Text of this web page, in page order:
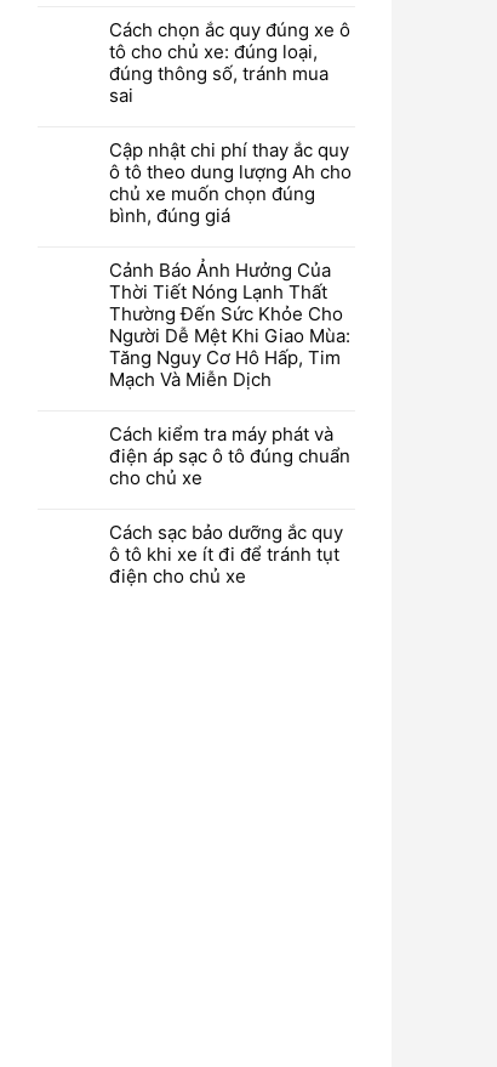
Cách chọn ắc quy đúng xe ô
tô cho chủ xe: đúng loại,
đúng thông số, tránh mua
sai
Cập nhật chi phí thay ắc quy
ô tô theo dung lượng Ah cho
chủ xe muốn chọn đúng
bình, đúng giá
Cảnh Báo Ảnh Hưởng Của
Thời Tiết Nóng Lạnh Thất
Thường Đến Sức Khỏe Cho
Người Dễ Mệt Khi Giao Mùa:
Tăng Nguy Cơ Hô Hấp, Tim
Mạch Và Miễn Dịch
Cách kiểm tra máy phát và
điện áp sạc ô tô đúng chuẩn
cho chủ xe
Cách sạc bảo dưỡng ắc quy
ô tô khi xe ít đi để tránh tụt
điện cho chủ xe